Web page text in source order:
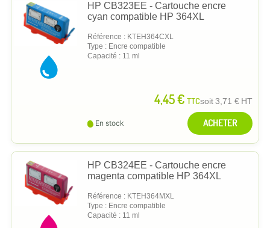
HP CB323EE - Cartouche encre
cyan compatible HP 364XL
Référence : KTEH364CXL
Type : Encre compatible
Capacité : 11 ml
4,45 € TTCsoit3,71 € HT
En stock ACHETER
HP CB324EE - Cartouche encre
magenta compatible HP 364XL
Référence : KTEH364MXL
Type : Encre compatible
Capacité : 11 ml